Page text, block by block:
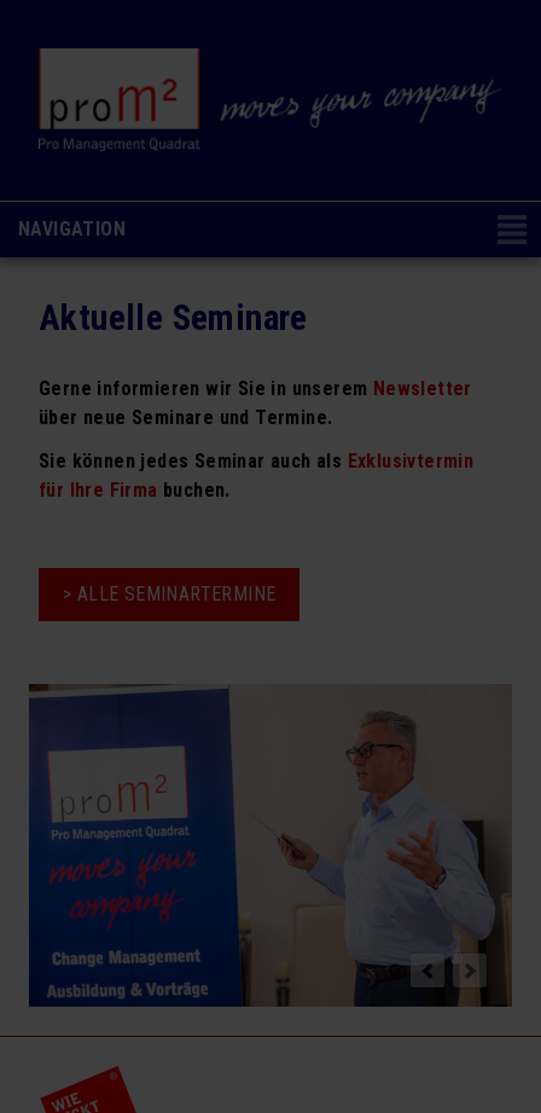
NAVIGATION
überspringen
Change Management
Organisations- & Kulturentwicklung
Ausbildung & Coaching
Analysen & Methoden
Seminarprogramm
Seminar „Wie tickt der Einkauf 1 – Fokus Verkaufen“
Seminar „Wie tickt der Einkauf 3 – Verhandlungstraining
„Wie tickt der Einkauf“ Roundtable
„Wie tickt der Einkauf“ Alumni-Treffen
Seminar „ Leadership unter Druck – Selbstwirksamkeit,
Resilienz und Lösungen, die funktionieren“
Ohne Maulkorb
Seminar „Employer Branding – Machen Sie Ihr
Unternehmen leistungsfähiger und attraktiver“
Seminar „Sicherer Umgang mit Medien“
Aktuelle Seminare
Gerne informieren wir Sie in unserem Newsletter
über neue Seminare und Termine.
Sie können jedes Seminar auch als Exklusivtermin
für Ihre Firma buchen.
> ALLE SEMINARTERMINE